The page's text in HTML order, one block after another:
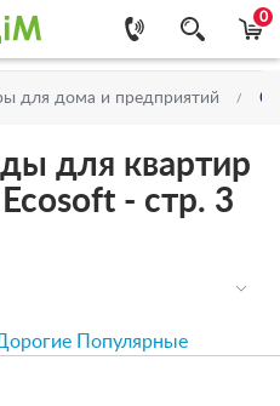
0
для дома и предприятий
для квартир
- стр. 3
Популярные